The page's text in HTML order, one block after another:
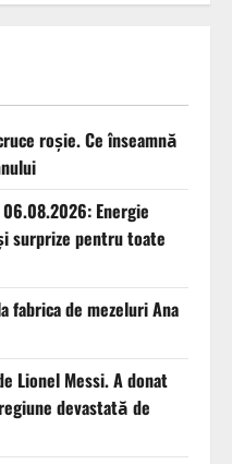
roșie. Ce înseamnă
Energie
surprize pentru toate
fabrica de mezeluri Ana
Lionel Messi. A donat
devastată de